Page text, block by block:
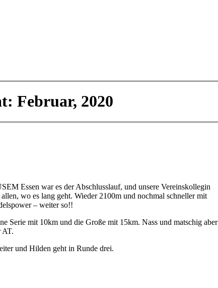
Februar, 2020
Essen war es der Abschlusslauf, und unsere Vereinskollegin
wo es lang geht. Wieder 2100m und nochmal schneller mit
– weiter so!!
Serie mit 10km und die Große mit 15km. Nass und matschig aber
AT.
und Hilden geht in Runde drei.